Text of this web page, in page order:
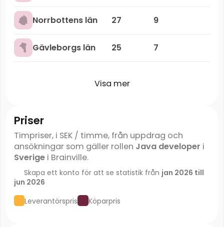
Norrbottens län 27 9
Gävleborgs län 25 7
Visa mer
Priser
Timpriser, i SEK / timme, från uppdrag och
ansökningar som gäller rollen Java developer i
Sverigei Brainville.
Skapa ett konto för att se statistik från jan 2026 till
jun 2026
Leverantörspris
Köparpris